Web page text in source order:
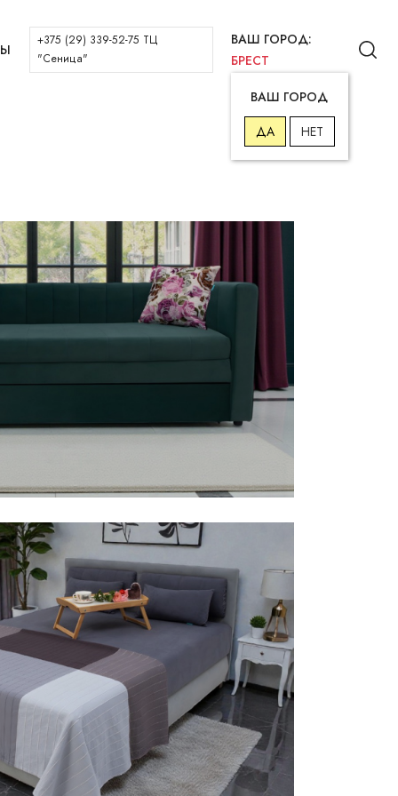
+375 (29) 339-52-75 ТЦ
"Сеница"
ВАШ ГОРОД:
БРЕСТ
ВАШ ГОРОД
ДА
НЕТ